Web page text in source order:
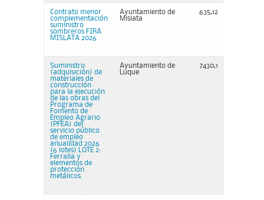
Contrato menor
complementación
suministro
sombreros FIRA
MISLATA 2026
Ayuntamiento de
Mislata
635,12
Suministro
(adquisición) de
materiales de
construcción
para la ejecución
de las obras del
Programa de
Fomento de
Empleo Agrario
(PFEA) del
servicio público
de empleo
anualidad 2026
(6 lotes) LOTE 2:
Ferralla y
elementos de
protección
metálicos.
Ayuntamiento de
Luque
7430,1